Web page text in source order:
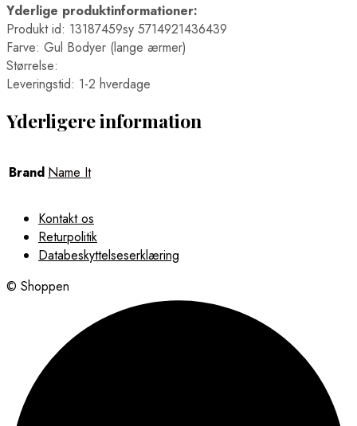
Yderlige produktinformationer:
Produkt id: 13187459sy 5714921436439
Farve: Gul Bodyer (lange ærmer)
Størrelse:
Leveringstid: 1-2 hverdage
Yderligere information
Brand Name It
Kontakt os
Returpolitik
Databeskyttelseserklæring
© Shoppen